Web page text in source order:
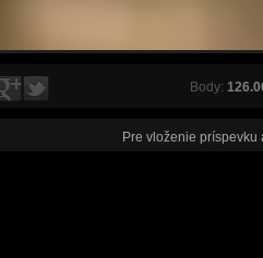
Body:
Pre vloženie